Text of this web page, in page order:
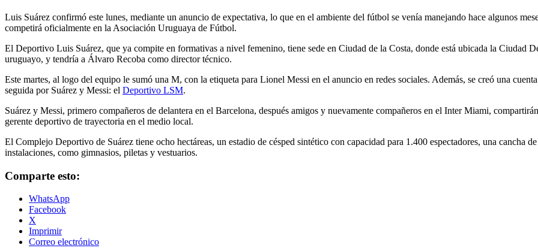
Luis Suárez confirmó este lunes, mediante un anuncio de expectativa, lo que en el ambiente del fútbol se venía manejando hace algunos
competirá oficialmente en la Asociación Uruguaya de Fútbol.
El Deportivo Luis Suárez, que ya compite en formativas a nivel femenino, tiene sede en Ciudad de la Costa, donde está ubicada la Ciudad
uruguayo, y tendría a Álvaro Recoba como director técnico.
Este martes, al logo del equipo le sumó una M, con la etiqueta para Lionel Messi en el anuncio en redes sociales. Además, se creó una
seguida por Suárez y Messi: el Deportivo LSM.
Suárez y Messi, primero compañeros de delantera en el Barcelona, después amigos y nuevamente compañeros en el Inter Miami,
gerente deportivo de trayectoria en el medio local.
El Complejo Deportivo de Suárez tiene ocho hectáreas, un estadio de césped sintético con capacidad para 1.400 espectadores, una cancha
instalaciones, como gimnasios, piletas y vestuarios.
Comparte esto:
WhatsApp
Facebook
X
Imprimir
Correo electrónico